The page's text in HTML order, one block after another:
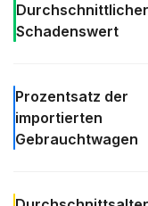
Durchschnittlicher
Schadenswert
Prozentsatz der
importierten
Gebrauchtwagen